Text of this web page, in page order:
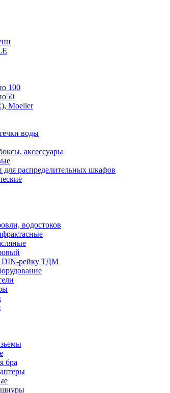
100
Moeller
воды
аксессуары
распределительных шкафов
водостоков
DIN-рейку ТДМ
бра
шнуры